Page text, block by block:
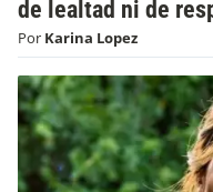
de lealtad ni de
Por Karina Lopez